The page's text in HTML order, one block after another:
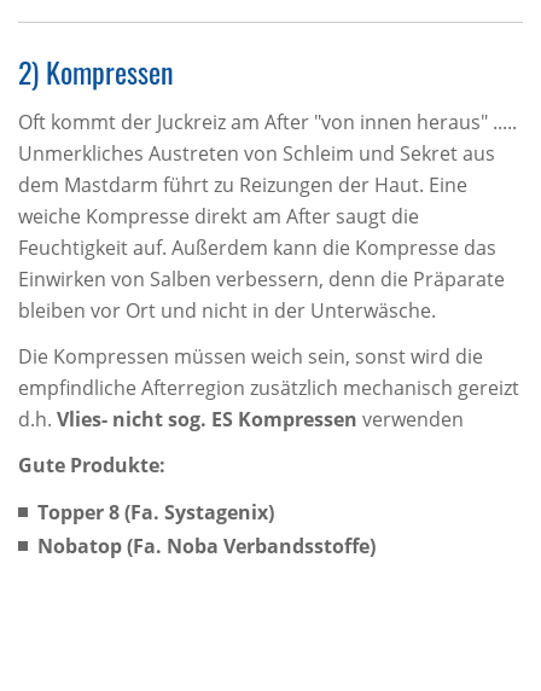
2) Kompressen
Oft kommt der Juckreiz am After "von innen heraus" .....
Unmerkliches Austreten von Schleim und Sekret aus
dem Mastdarm führt zu Reizungen der Haut. Eine
weiche Kompresse direkt am After saugt die
Feuchtigkeit auf. Außerdem kann die Kompresse das
Einwirken von Salben verbessern, denn die Präparate
bleiben vor Ort und nicht in der Unterwäsche.
Die Kompressen müssen weich sein, sonst wird die
empfindliche Afterregion zusätzlich mechanisch gereizt
d.h. Vlies- nicht sog. ES Kompressen verwenden
Gute Produkte:
Topper 8 (Fa. Systagenix)
Nobatop (Fa. Noba Verbandsstoffe)